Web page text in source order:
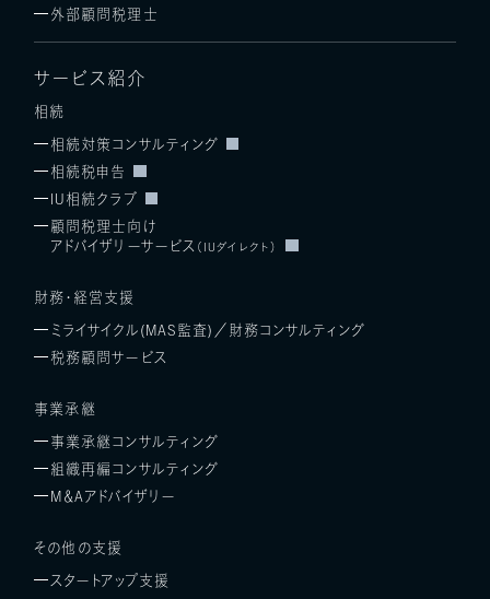
外部顧問税理士
サービス紹介
相続
相続対策コンサルティング
相続税申告
IU相続クラブ
顧問税理士向け
アドバイザリーサービス （IUダイレクト）
財務・経営支援
ミライサイクル(MAS監査)／ 財務コンサルティング
税務顧問サービス
事業承継
事業承継コンサルティング
組織再編コンサルティング
M＆Aアドバイザリー
その他の支援
スタートアップ支援